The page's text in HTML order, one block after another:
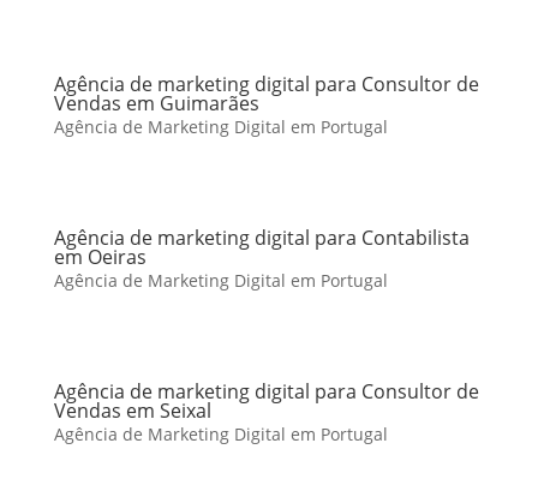
Agência de marketing digital para Consultor de
Vendas em Guimarães
Agência de Marketing Digital em Portugal
Agência de marketing digital para Contabilista
em Oeiras
Agência de Marketing Digital em Portugal
Agência de marketing digital para Consultor de
Vendas em Seixal
Agência de Marketing Digital em Portugal